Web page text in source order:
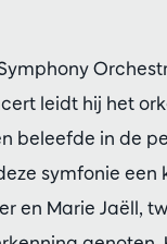
leidt hij het
beleefde in de
symfonie een
en Marie Jaëll,